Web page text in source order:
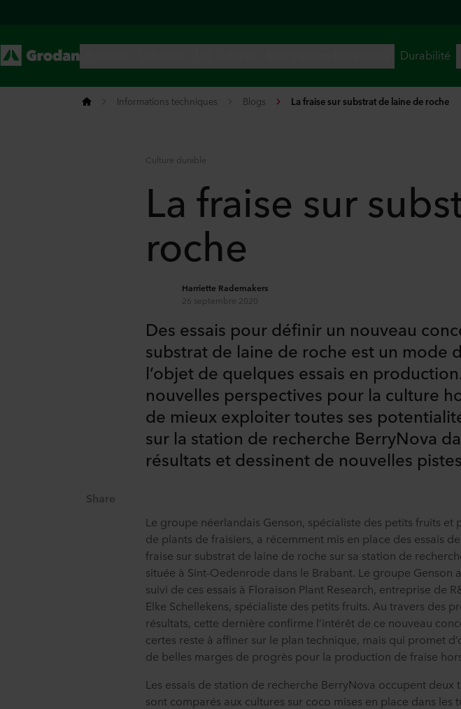
Informations techniques Blogs La fraise sur substrat de laine de roche
Culture durable
La fraise sur
roche
Harriette Rademakers
26 septembre 2020
Des essais pour définir un nouveau
substrat de laine de roche est un
l’objet de quelques essais en
nouvelles perspectives pour la culture
de mieux exploiter toutes ses
sur la station de recherche BerryNova
résultats et dessinent de nouvelles
Share
Le groupe néerlandais Genson, spécialiste des petits fruits et
de plants de fraisiers, a récemment mis en place des essais
fraise sur substrat de laine de roche sur sa station de
située à Sint-Oedenrode dans le Brabant. Le groupe Genson
suivi de ces essais à Floraison Plant Research, entreprise de
Elke Schellekens, spécialiste des petits fruits. Au travers des
résultats, cette dernière confirme l’intérêt de ce nouveau
certes reste à affiner sur le plan technique, mais qui promet
de belles marges de progrès pour la production de fraise
Les essais de station de recherche BerryNova occupent deux
sont comparés aux cultures sur coco mises en place dans les